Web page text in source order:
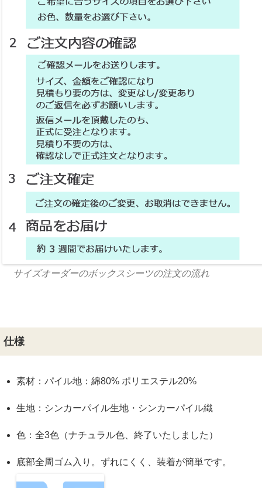
サイズオーダーのボックスシーツの注文の流れ
仕様
素材：パイル地：綿80% ポリエステル20%
生地：シンカーパイル生地・シンカーパイル織
色：全3色（ナチュラル色、終了いたしました）
底部全周ゴム入り。ずれにくく、装着が簡単です。